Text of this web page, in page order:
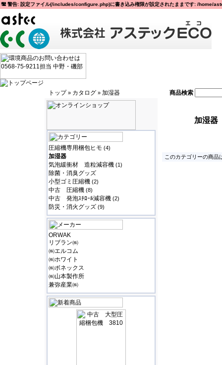
警告: 設定ファイル(/includes/configure.php)に書き込み権限が設定されたままです: /
トップ» カタログ » 加湿器 商品検索
圧縮機専用梱包ヒモ (4)
加湿器
気泡緩衝材 造粒減容機 (1)
除菌・消臭グッズ
小型ゴミ圧縮機 (2)
中古 圧縮機 (8)
中古 発泡ｽﾁﾛｰﾙ減容機 (2)
防災・消火グッズ (9)
ORWAK
リブラン㈱
㈱エルコム
㈱ホワイト
㈱ボネックス
㈱山本製作所
兼弥産業㈱
加湿器
このカテゴリーの商品